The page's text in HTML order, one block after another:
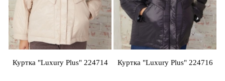
Куртка "Luxury Plus" 224714 Куртка "Luxury Plus" 224716